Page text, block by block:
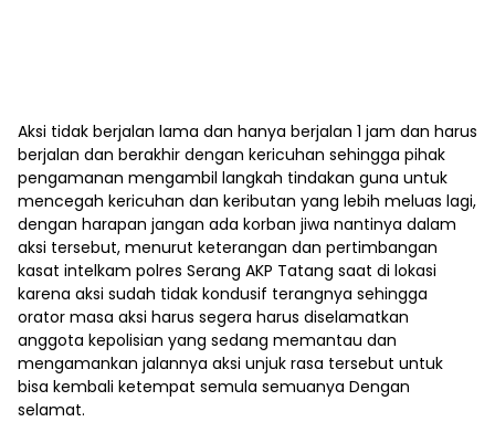
Aksi tidak berjalan lama dan hanya berjalan 1 jam dan harus
berjalan dan berakhir dengan kericuhan sehingga pihak
pengamanan mengambil langkah tindakan guna untuk
mencegah kericuhan dan keributan yang lebih meluas lagi,
dengan harapan jangan ada korban jiwa nantinya dalam
aksi tersebut, menurut keterangan dan pertimbangan
kasat intelkam polres Serang AKP Tatang saat di lokasi
karena aksi sudah tidak kondusif terangnya sehingga
orator masa aksi harus segera harus diselamatkan
anggota kepolisian yang sedang memantau dan
mengamankan jalannya aksi unjuk rasa tersebut untuk
bisa kembali ketempat semula semuanya Dengan
selamat.